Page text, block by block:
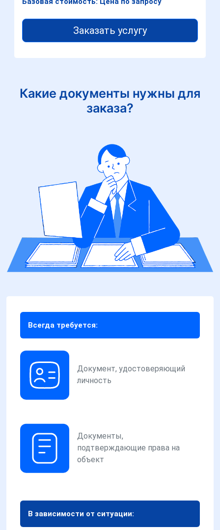
Заказать услугу
Какие документы нужны для
заказа?
Всегда требуется:
Документ, удостоверяющий
личность
Документы,
подтверждающие права на
объект
В зависимости от ситуации: